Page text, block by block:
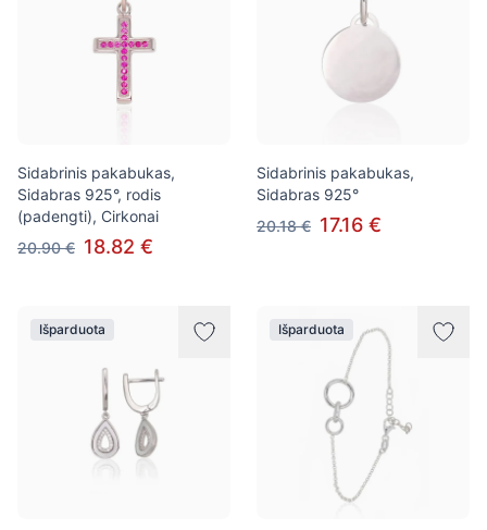
Sidabrinis pakabukas,
Sidabras 925°, rodis
(padengti), Cirkonai
20.90 € 18.82 €
Sidabrinis pakabukas,
Sidabras 925°
20.18 € 17.16 €
Išparduota Išparduota